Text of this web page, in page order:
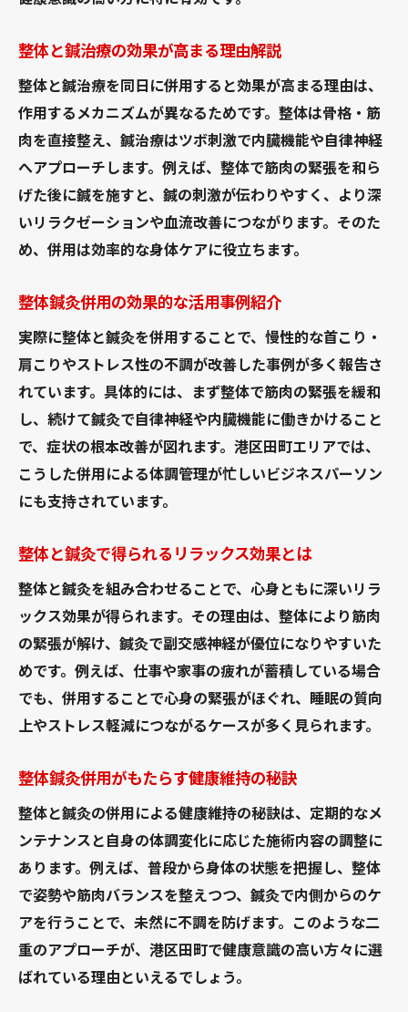
整体と鍼治療の効果が高まる理由解説
整体と鍼治療を同日に併用すると効果が高まる理由は、
作用するメカニズムが異なるためです。整体は骨格・筋
肉を直接整え、鍼治療はツボ刺激で内臓機能や自律神経
へアプローチします。例えば、整体で筋肉の緊張を和ら
げた後に鍼を施すと、鍼の刺激が伝わりやすく、より深
いリラクゼーションや血流改善につながります。そのた
め、併用は効率的な身体ケアに役立ちます。
整体鍼灸併用の効果的な活用事例紹介
実際に整体と鍼灸を併用することで、慢性的な首こり・
肩こりやストレス性の不調が改善した事例が多く報告さ
れています。具体的には、まず整体で筋肉の緊張を緩和
し、続けて鍼灸で自律神経や内臓機能に働きかけること
で、症状の根本改善が図れます。港区田町エリアでは、
こうした併用による体調管理が忙しいビジネスパーソン
にも支持されています。
整体と鍼灸で得られるリラックス効果とは
整体と鍼灸を組み合わせることで、心身ともに深いリラ
ックス効果が得られます。その理由は、整体により筋肉
の緊張が解け、鍼灸で副交感神経が優位になりやすいた
めです。例えば、仕事や家事の疲れが蓄積している場合
でも、併用することで心身の緊張がほぐれ、睡眠の質向
上やストレス軽減につながるケースが多く見られます。
整体鍼灸併用がもたらす健康維持の秘訣
整体と鍼灸の併用による健康維持の秘訣は、定期的なメ
ンテナンスと自身の体調変化に応じた施術内容の調整に
あります。例えば、普段から身体の状態を把握し、整体
で姿勢や筋肉バランスを整えつつ、鍼灸で内側からのケ
アを行うことで、未然に不調を防げます。このような二
重のアプローチが、港区田町で健康意識の高い方々に選
ばれている理由といえるでしょう。